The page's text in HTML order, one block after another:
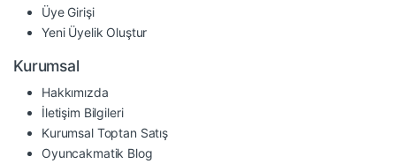
Üye Girişi
Yeni Üyelik Oluştur
Kurumsal
Hakkımızda
İletişim Bilgileri
Kurumsal Toptan Satış
Oyuncakmatik Blog